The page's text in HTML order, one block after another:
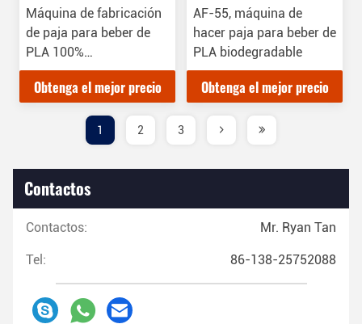
Máquina de fabricación
de paja para beber de
PLA 100%
biodegradable de un
solo uso de paja de
Obtenga el mejor precio
AF-55, máquina de
hacer paja para beber de
PLA biodegradable
Obtenga el mejor precio
1 2 3
Contactos
Contactos: Mr. Ryan Tan
Tel: 86-138-25752088